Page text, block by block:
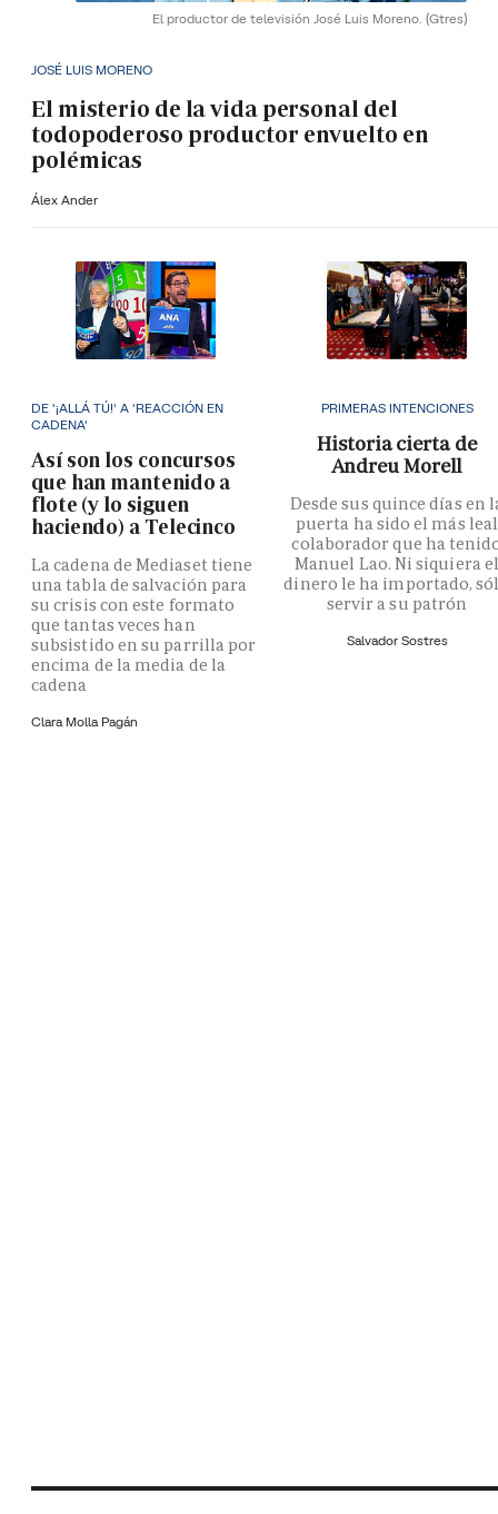
El productor de televisión José Luis Moreno. (Gtres)
JOSÉ LUIS MORENO
El misterio de la vida personal del
todopoderoso productor envuelto en
polémicas
Álex Ander
DE '¡ALLÁ TÚ!' A 'REACCIÓN EN
CADENA'
Así son los concursos
que han mantenido a
flote (y lo siguen
haciendo) a Telecinco
La cadena de Mediaset tiene
una tabla de salvación para
su crisis con este formato
que tantas veces han
subsistido en su parrilla por
encima de la media de la
cadena
Clara Molla Pagán
PRIMERAS INTENCIONES
Historia cierta de
Andreu Morell
Desde sus quince días en
puerta ha sido el más leal
colaborador que ha
Manuel Lao. Ni siquiera
dinero le ha importado,
servir a su patrón
Salvador Sostres